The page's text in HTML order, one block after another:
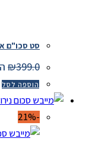
סט סכו"ם אריאל
₪399.0
הוספה לסל